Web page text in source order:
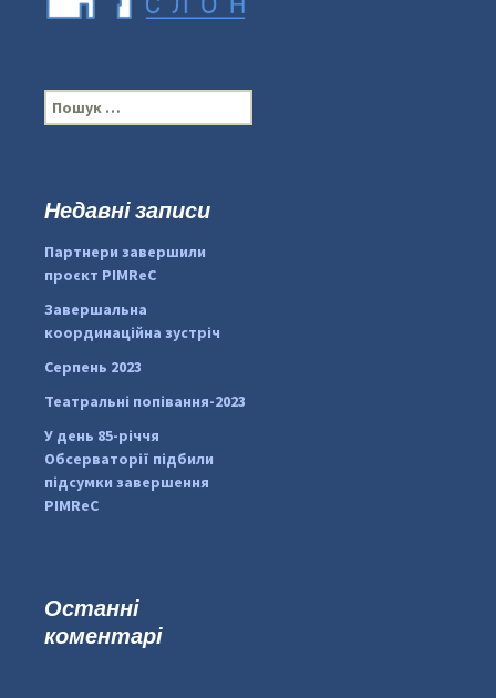
П
о
:Недавні записи
Партнери завершили
проєкт PIMReC
Завершальна
координаційна зустріч
Серпень 2023
Театральні попівання-2023
У день 85-річчя
Обсерваторії підбили
підсумки завершення
PIMReC
Останні
коментарі